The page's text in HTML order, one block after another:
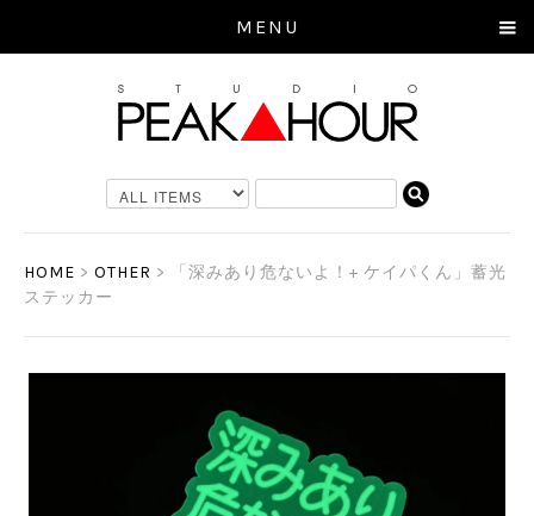
MENU
HOME > OTHER > 「深みあり危ないよ！+ ケイパくん」蓄光
ステッカー